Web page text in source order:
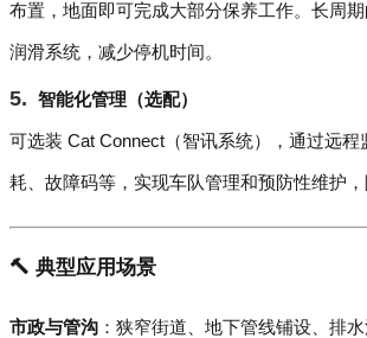
布置，地面即可完成大部分保养工作。长周
润滑系统，减少停机时间。
智能化管理（选配）
可选装 Cat Connect（智讯系统），通过远程
耗、故障码等，实现车队管理和预防性维护，
🔨 典型应用场景
市政与管沟 ：狭窄街道、地下管线铺设、排水